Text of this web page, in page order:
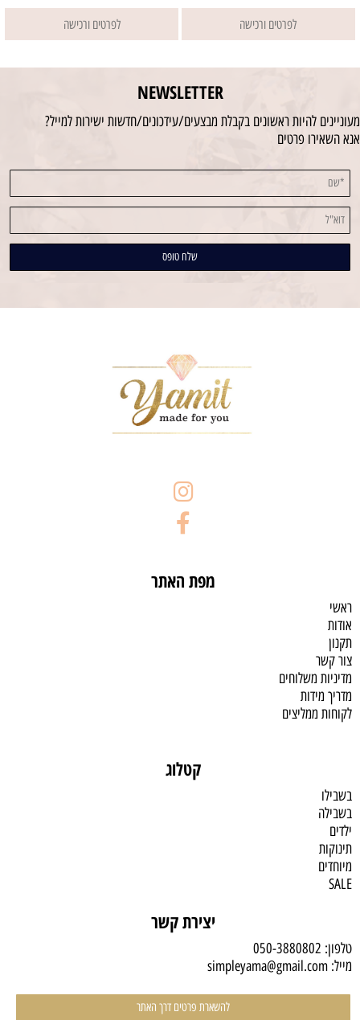
לפרטים ורכישה לפרטים ורכישה
NEWSLETTER
מעוניינים להיות ראשונים בקבלת מבצעים/עידכונים/חדשות ישירות למייל?
אנא השאירו פרטים
מפת האתר
ראשי
אודות
תקנון
צור קשר
מדיניות משלוחים
מדריך מידות
לקוחות ממליצים
קטלוג
בשבילו
בשבילה
ילדים
תינוקות
מיוחדים
SALE
יצירת קשר
טלפון: 050-3880802
מייל: simpleyama@gmail.com
להשארת פרטים דרך האתר